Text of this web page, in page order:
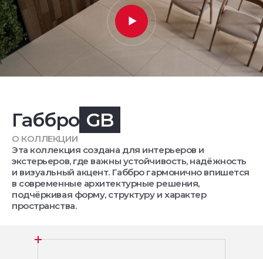
Габбро GB
О КОЛЛЕКЦИИ
Эта коллекция создана для интерьеров и
экстерьеров, где важны устойчивость, надёжность
и визуальный акцент. Габбро гармонично впишется
в современные архитектурные решения,
подчёркивая форму, структуру и характер
пространства.